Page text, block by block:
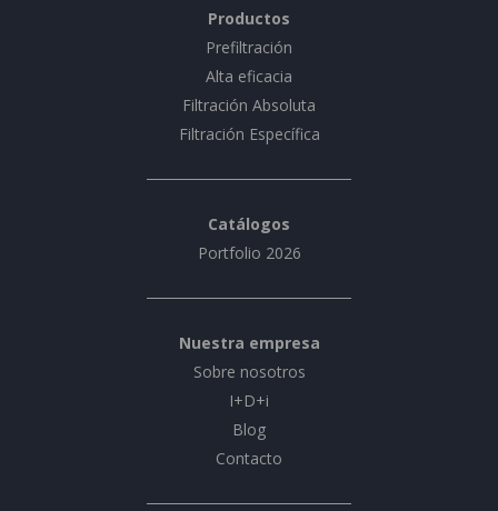
Productos
Prefiltración
Alta eficacia
Filtración Absoluta
Filtración Específica
Catálogos
Portfolio 2026
Nuestra empresa
Sobre nosotros
I+D+i
Blog
Contacto